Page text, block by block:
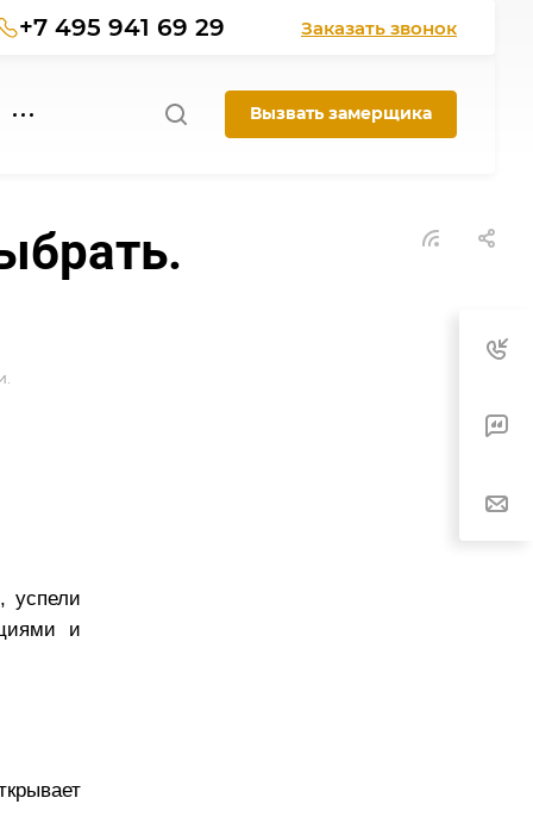
+7 495 941 69 29 Заказать звонок
Вызвать замерщика
успели
и